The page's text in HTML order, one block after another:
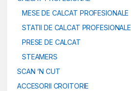
MESE DE CALCAT PROFESIONALE
STATII DE CALCAT PROFESIONALE
PRESE DE CALCAT
STEAMERS
SCAN ‘N CUT
ACCESORII CROITORIE